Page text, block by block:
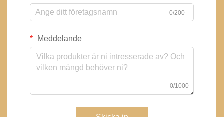
0/200
Meddelande
0/1000